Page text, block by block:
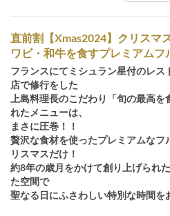
直前割【Xmas2024】クリスマ
ワビ・和牛を食すプレミアムフ
フランスにてミシュラン星付のレス
店で修行をした
上島料理長のこだわり「旬の最高
れたメニューは、
まさに圧巻！！
贅沢な食材を使ったプレミアムなフ
リスマスだけ！
約8年の歳月をかけて創り上げられ
た空間で
聖なる日にふさわしい特別な時間を